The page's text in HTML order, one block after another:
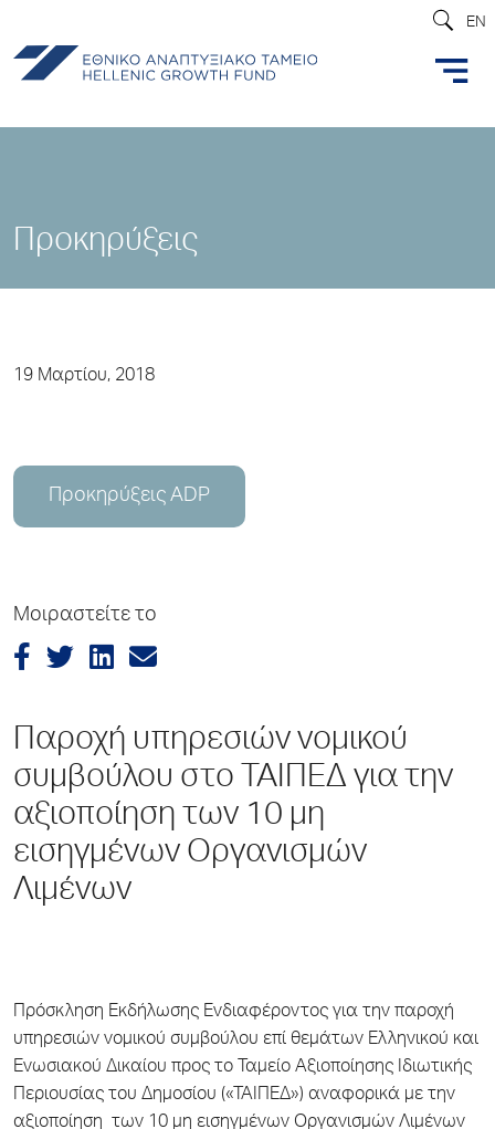
EN
Προκηρύξεις
19 Μαρτίου, 2018
Προκηρύξεις ADP
Μοιραστείτε το
Παροχή υπηρεσιών νομικού
συμβούλου στο ΤΑΙΠΕΔ για την
αξιοποίηση των 10 μη
εισηγμένων Οργανισμών
Λιμένων
Πρόσκληση Εκδήλωσης Ενδιαφέροντος για την παροχή
υπηρεσιών νομικού συμβούλου επί θεμάτων Ελληνικού και
Ενωσιακού Δικαίου προς το Ταμείο Αξιοποίησης Ιδιωτικής
Περιουσίας του Δημοσίου («ΤΑΙΠΕΔ») αναφορικά με την
αξιοποίηση των 10 μη εισηγμένων Οργανισμών Λιμένων